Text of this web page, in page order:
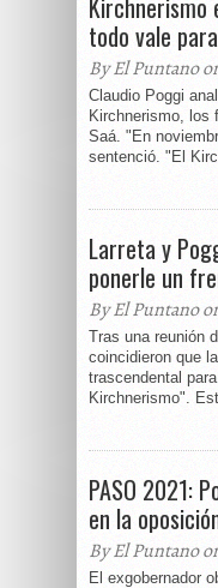
Kirchnerismo
todo vale
By El Puntano
Claudio Poggi
Kirchnerismo, los
Saá. "En
sentenció. "El
Larreta y
ponerle un
By El Puntano
Tras una reunión
coincidieron que
trascendental
Kirchnerismo".
PASO 2021:
en la
By El Puntano
El exgobernador